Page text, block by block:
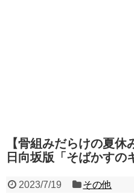
【骨組みだらけの夏休
日向坂版「そばかすの
2023/7/19 その他